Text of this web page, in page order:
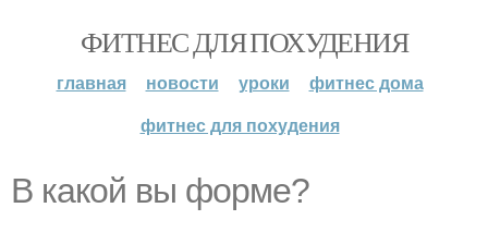
ФИТНЕС ДЛЯ ПОХУДЕНИЯ
главная новости уроки
фитнес дома
фитнес для похудения
В какой вы форме?